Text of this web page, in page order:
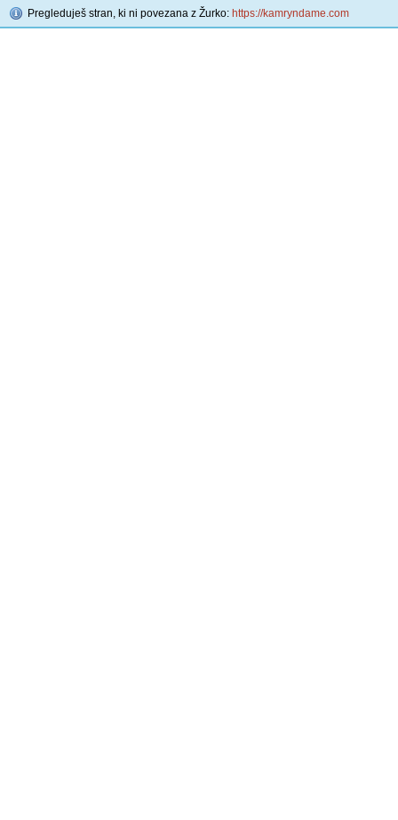
Pregleduješ stran, ki ni povezana z Žurko: https://kamryndame.com